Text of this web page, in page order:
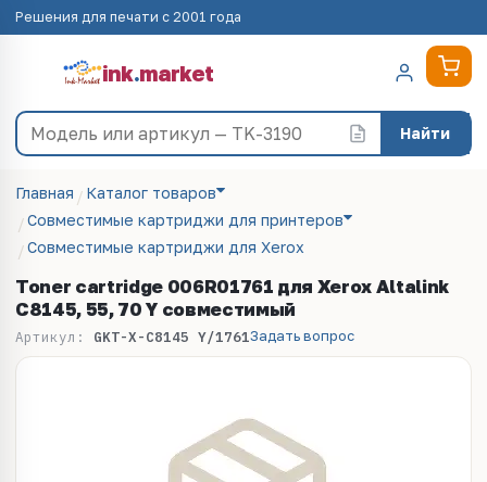
Решения для печати с 2001 года
ink.market
Найти
Главная
Каталог товаров
Совместимые картриджи для принтеров
Совместимые картриджи для Xerox
Toner cartridge 006R01761 для Xerox Altalink
C8145, 55, 70 Y совместимый
Артикул: GKT-X-C8145 Y/1761Задать вопрос